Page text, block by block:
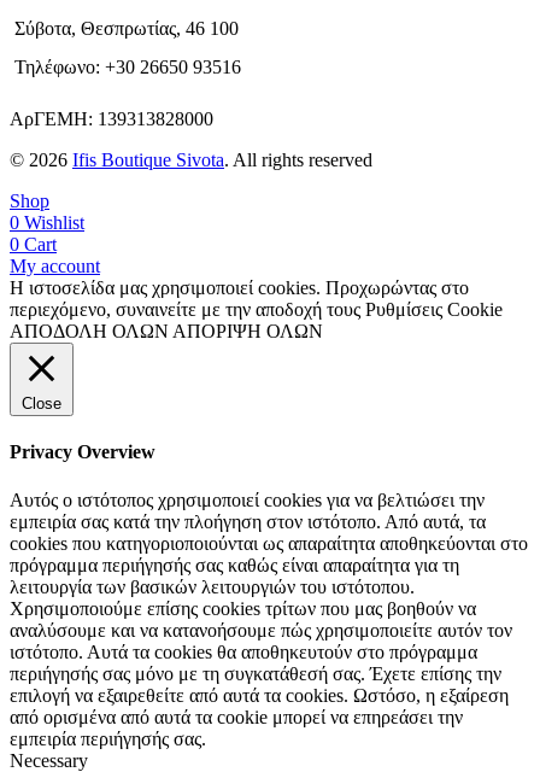
Σύβοτα, Θεσπρωτίας, 46 100
Τηλέφωνο: +30 26650 93516
ΑρΓΕΜΗ: 139313828000
© 2026 Ifis Boutique Sivota. All rights reserved
Shop
0 Wishlist
0 Cart
My account
Η ιστοσελίδα μας χρησιμοποιεί cookies. Προχωρώντας στο
περιεχόμενο, συναινείτε με την αποδοχή τους Ρυθμίσεις Cookie
ΑΠΟΔΟΛΗ ΟΛΩΝ ΑΠΟΡΙΨΗ ΟΛΩΝ
Close
Privacy Overview
Αυτός ο ιστότοπος χρησιμοποιεί cookies για να βελτιώσει την
εμπειρία σας κατά την πλοήγηση στον ιστότοπο. Από αυτά, τα
cookies που κατηγοριοποιούνται ως απαραίτητα αποθηκεύονται στο
πρόγραμμα περιήγησής σας καθώς είναι απαραίτητα για τη
λειτουργία των βασικών λειτουργιών του ιστότοπου.
Χρησιμοποιούμε επίσης cookies τρίτων που μας βοηθούν να
αναλύσουμε και να κατανοήσουμε πώς χρησιμοποιείτε αυτόν τον
ιστότοπο. Αυτά τα cookies θα αποθηκευτούν στο πρόγραμμα
περιήγησής σας μόνο με τη συγκατάθεσή σας. Έχετε επίσης την
επιλογή να εξαιρεθείτε από αυτά τα cookies. Ωστόσο, η εξαίρεση
από ορισμένα από αυτά τα cookie μπορεί να επηρεάσει την
εμπειρία περιήγησής σας.
Necessary